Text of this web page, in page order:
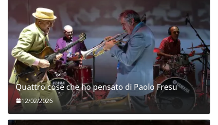
Quattro cose che ho pensato di Paolo Fresu
12/02/2026